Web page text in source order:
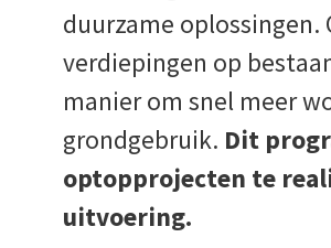
duurzame
verdiepingen op
manier om snel meer
grondgebruik. Dit
optopprojecten te
uitvoering.